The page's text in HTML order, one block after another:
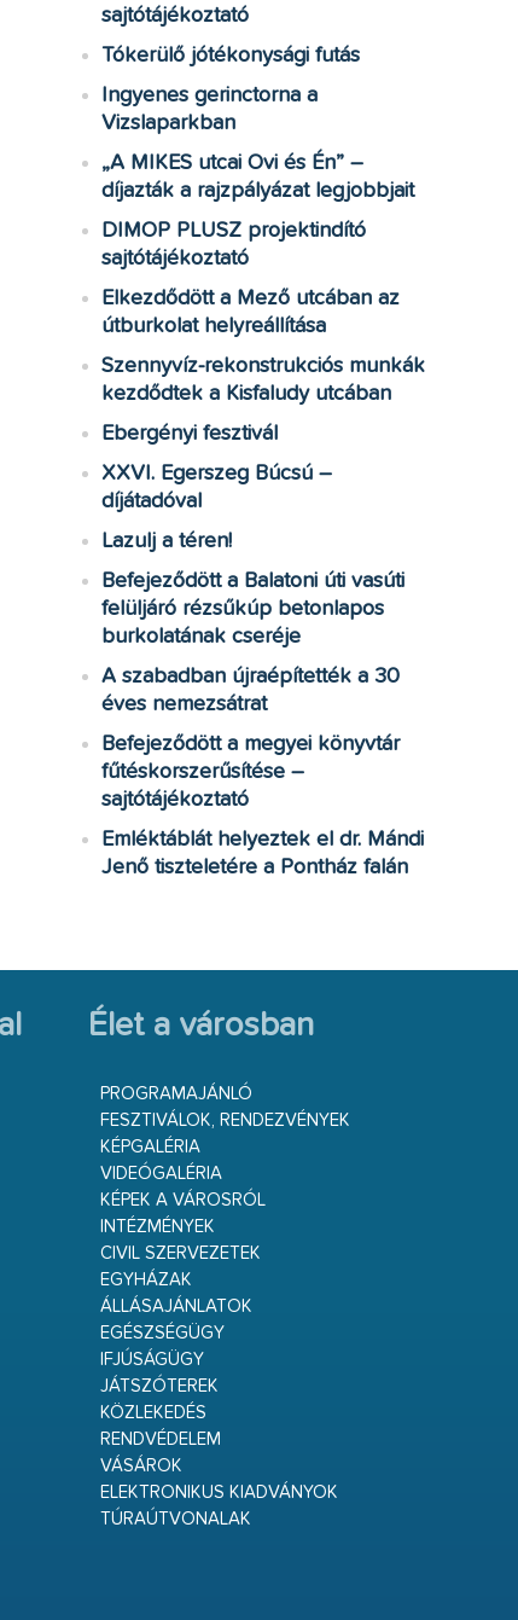
sajtótájékoztató
Tókerülő jótékonysági futás
Ingyenes gerinctorna a
Vizslaparkban
„A MIKES utcai Ovi és Én” –
díjazták a rajzpályázat legjobbjait
DIMOP PLUSZ projektindító
sajtótájékoztató
Elkezdődött a Mező utcában az
útburkolat helyreállítása
Szennyvíz-rekonstrukciós munkák
kezdődtek a Kisfaludy utcában
Ebergényi fesztivál
XXVI. Egerszeg Búcsú –
díjátadóval
Lazulj a téren!
Befejeződött a Balatoni úti vasúti
felüljáró rézsűkúp betonlapos
burkolatának cseréje
A szabadban újraépítették a 30
éves nemezsátrat
Befejeződött a megyei könyvtár
fűtéskorszerűsítése –
sajtótájékoztató
Emléktáblát helyeztek el dr. Mándi
Jenő tiszteletére a Pontház falán
Élet a városban
PROGRAMAJÁNLÓ
FESZTIVÁLOK, RENDEZVÉNYEK
KÉPGALÉRIA
VIDEÓGALÉRIA
KÉPEK A VÁROSRÓL
INTÉZMÉNYEK
CIVIL SZERVEZETEK
EGYHÁZAK
ÁLLÁSAJÁNLATOK
EGÉSZSÉGÜGY
IFJÚSÁGÜGY
JÁTSZÓTEREK
KÖZLEKEDÉS
RENDVÉDELEM
VÁSÁROK
ELEKTRONIKUS KIADVÁNYOK
TÚRAÚTVONALAK